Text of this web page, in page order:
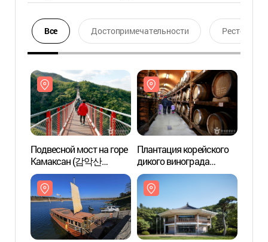
Все Достопримечательности Ресторан
Подвесной мост на горе
Камаксан (감악산
출렁다리)
Плантация корейского
дикого винограда
Санмору (산머루농원)